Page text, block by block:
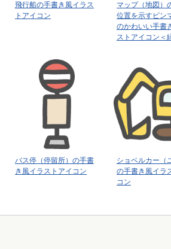
飛行船の手書き風イラス
トアイコン
マップ（地図）
位置を示すピン
のかわいい手書
ストアイコン＜
バス停（停留所）の手書
き風イラストアイコン
ショベルカー（
の手書き風イラ
コン